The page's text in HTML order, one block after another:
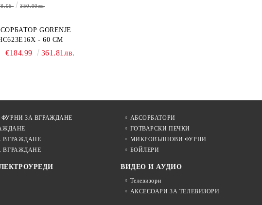
350.00лв.
GORENJE
- 60 СМ
€184.99 361.81лв.
ЗА ВГРАЖДАНЕ
ВГРАЖДАНЕ
ВГРАЖДАНЕ
АБСОРБАТОРИ
ГОТВАРСКИ ПЕЧКИ
МИКРОВЪЛНОВИ ФУРНИ
БОЙЛЕРИ
ВИДЕО И АУДИО
Телевизори
АКСЕСОАРИ ЗА ТЕЛЕВИЗОРИ